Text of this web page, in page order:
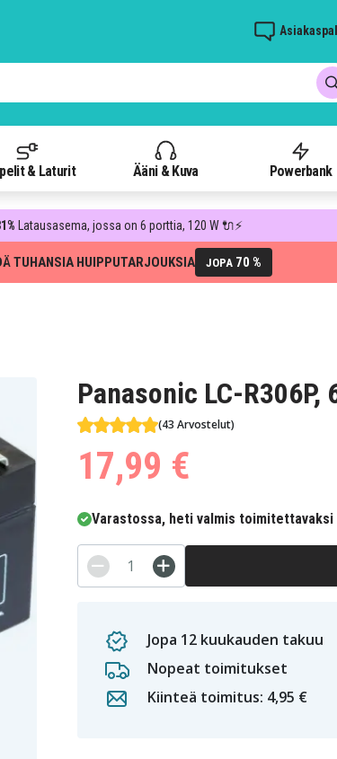
& Laturit Ääni & Kuva Powerbank
Latausasema, jossa on 6 porttia, 120 W 🔌⚡
TUHANSIA HUIPPUTARJOUKSIA JOPA 70 %
Panasonic LC-R306P,
(43 Arvostelut)
17,99 €
Varastossa, heti valmis toimitettavaksi
Jopa 12 kuukauden takuu
Nopeat toimitukset
Kiinteä toimitus: 4,95 €